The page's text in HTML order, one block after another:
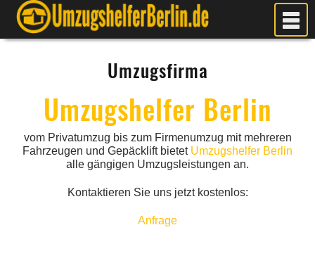
MEIN UMZUG
PREISE
ANFRAGE
FOTOS
UMZUGSPLANUNG
WEITERE DIENSTLEISTUNGEN
AKTUELLES
BLOG
Umzugsfirma
Umzugshelfer Berlin
vom Privatumzug bis zum Firmenumzug mit mehreren
Fahrzeugen und Gepäcklift bietet Umzugshelfer Berlin
alle gängigen Umzugsleistungen an.
Kontaktieren Sie uns jetzt kostenlos:
Anfrage